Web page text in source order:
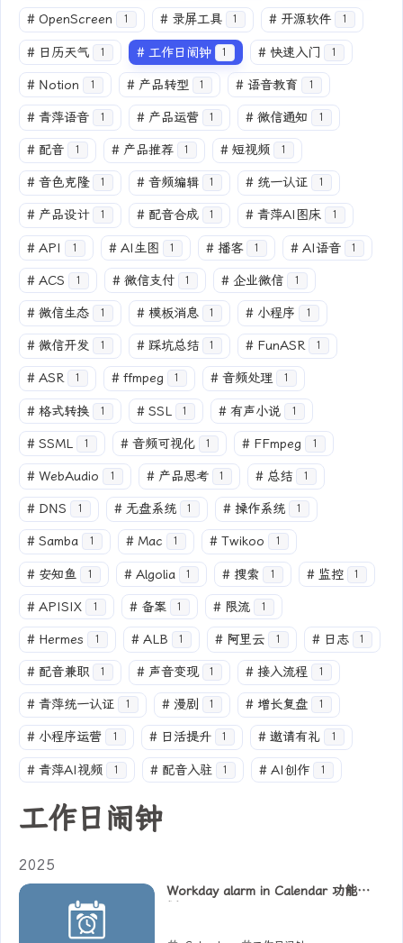
# OpenScreen 1 # 录屏工具 1 # 开源软件 1
# 日历天气 1 # 工作日闹钟 1 # 快速入门 1
# Notion 1 # 产品转型 1 # 语音教育 1
# 青萍语音 1 # 产品运营 1 # 微信通知 1
# 配音 1 # 产品推荐 1 # 短视频 1
# 音色克隆 1 # 音频编辑 1 # 统一认证 1
# 产品设计 1 # 配音合成 1 # 青萍AI图床 1
# API 1 # AI生图 1 # 播客 1 # AI语音 1
# ACS 1 # 微信支付 1 # 企业微信 1
# 微信生态 1 # 模板消息 1 # 小程序 1
# 微信开发 1 # 踩坑总结 1 # FunASR 1
# ASR 1 # ffmpeg 1 # 音频处理 1
# 格式转换 1 # SSL 1 # 有声小说 1
# SSML 1 # 音频可视化 1 # FFmpeg 1
# WebAudio 1 # 产品思考 1 # 总结 1
# DNS 1 # 无盘系统 1 # 操作系统 1
# Samba 1 # Mac 1 # Twikoo 1
# 安知鱼 1 # Algolia 1 # 搜索 1 # 监控 1
# APISIX 1 # 备案 1 # 限流 1
# Hermes 1 # ALB 1 # 阿里云 1 # 日志 1
# 配音兼职 1 # 声音变现 1 # 接入流程 1
# 青萍统一认证 1 # 漫剧 1 # 增长复盘 1
# 小程序运营 1 # 日活提升 1 # 邀请有礼 1
# 青萍AI视频 1 # 配音入驻 1 # AI创作 1
工作日闹钟
2025
Workday alarm in Calendar 功能规